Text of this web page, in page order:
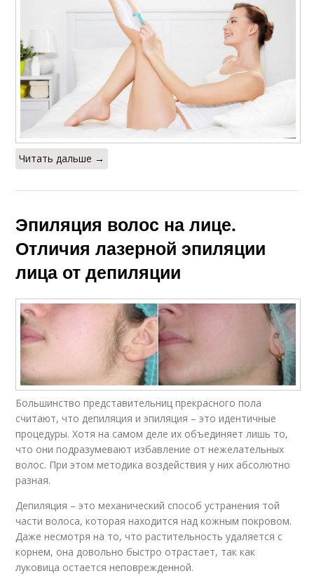
Читать дальше →
Эпиляция волос на лице.
Отличия лазерной эпиляции
лица от депиляции
Большинство представительниц прекрасного пола
считают, что депиляция и эпиляция – это идентичные
процедуры. Хотя на самом деле их объединяет лишь то,
что они подразумевают избавление от нежелательных
волос. При этом методика воздействия у них абсолютно
разная.
Депиляция – это механический способ устранения той
части волоса, которая находится над кожным покровом.
Даже несмотря на то, что растительность удаляется с
корнем, она довольно быстро отрастает, так как
луковица остается неповрежденной.